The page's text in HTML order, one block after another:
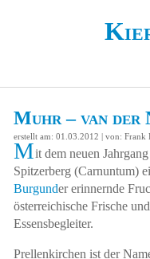
Muhr – van
erstellt am: 01.03.2012 | von:
Mit dem neuen
Spitzerberg (Carnuntum)
Burgunder erinnernde
österreichische Frische
Essensbegleiter.
Prellenkirchen ist der